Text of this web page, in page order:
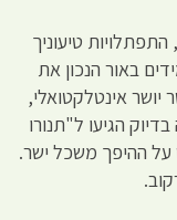
טיעוניך
באור הנכון את
אינטלקטואלי,
הגיעו ל"תנורו
על ההיפך משכל ישר.